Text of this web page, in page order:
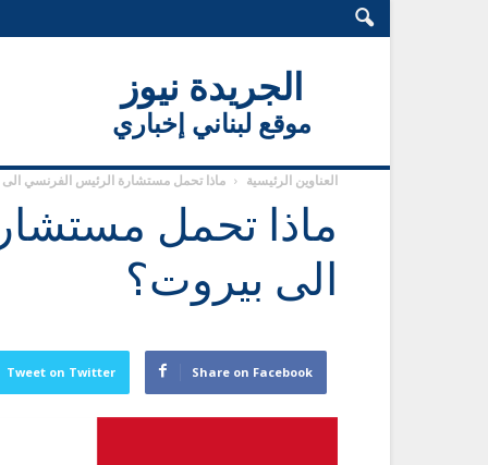
الجريدة نيوز
موقع لبناني إخباري
العناوين الرئيسية ماذا تحمل مستشارة الرئيس الفرنسي
ماذا تحمل
الى بيروت؟
Share on Facebook
Tweet on Twitter